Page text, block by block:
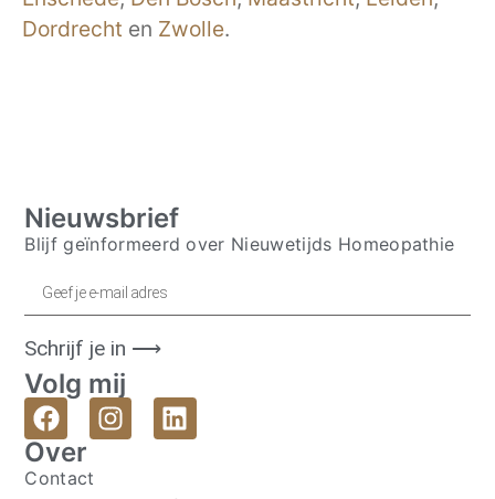
Dordrecht en Zwolle.
Nieuwsbrief
Blijf geïnformeerd over Nieuwetijds Homeopathie
Schrijf je in ⟶
Volg mij
Over
Contact